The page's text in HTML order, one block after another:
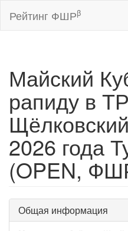
Рейтинг ФШРβ
Майский
рапиду в
2026 года
(OPEN,
Общая информация